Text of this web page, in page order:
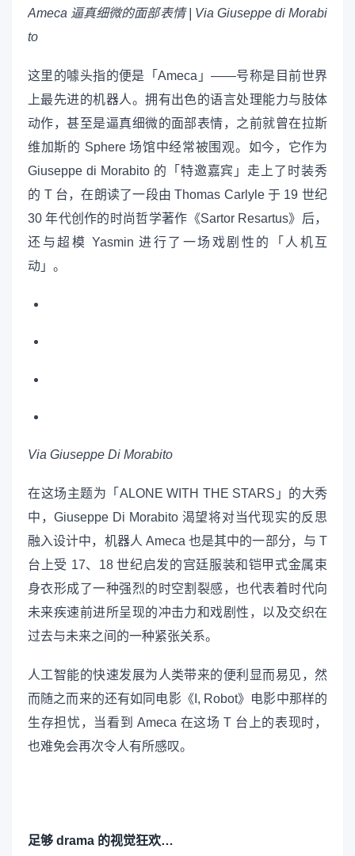
Ameca 逼真细微的面部表情 | Via Giuseppe di Morabi
to
这里的噱头指的便是「Ameca」——号称是目前世界
上最先进的机器人。拥有出色的语言处理能力与肢体
动作，甚至是逼真细微的面部表情，之前就曾在拉斯
维加斯的 Sphere 场馆中经常被围观。如今，它作为
Giuseppe di Morabito 的「特邀嘉宾」走上了时装秀
的 T 台，在朗读了一段由 Thomas Carlyle 于 19 世纪
30 年代创作的时尚哲学著作《Sartor Resartus》后，
还与超模 Yasmin 进行了一场戏剧性的「人机互
动」。
Via Giuseppe Di Morabito
在这场主题为「ALONE WITH THE STARS」的大秀
中，Giuseppe Di Morabito 渴望将对当代现实的反思
融入设计中，机器人 Ameca 也是其中的一部分，与 T
台上受 17、18 世纪启发的宫廷服装和铠甲式金属束
身衣形成了一种强烈的时空割裂感，也代表着时代向
未来疾速前进所呈现的冲击力和戏剧性，以及交织在
过去与未来之间的一种紧张关系。
人工智能的快速发展为人类带来的便利显而易见，然
而随之而来的还有如同电影《I, Robot》电影中那样的
生存担忧，当看到 Ameca 在这场 T 台上的表现时，
也难免会再次令人有所感叹。
足够 drama 的视觉狂欢…